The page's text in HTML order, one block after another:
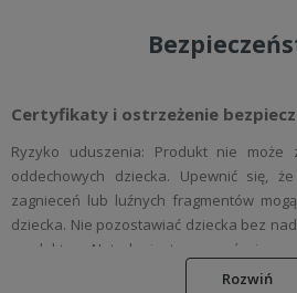
Certyfikaty i ostrzeżenie
Ryzyko uduszenia: Produkt nie
oddechowych dziecka. Upewnić się,
zagnieceń lub luźnych fragmentów
dziecka. Nie pozostawiać dziecka bez
produktu. Natychmiast usunąć i
opakowania (folie, taśmy, etykiety
Rozwiń